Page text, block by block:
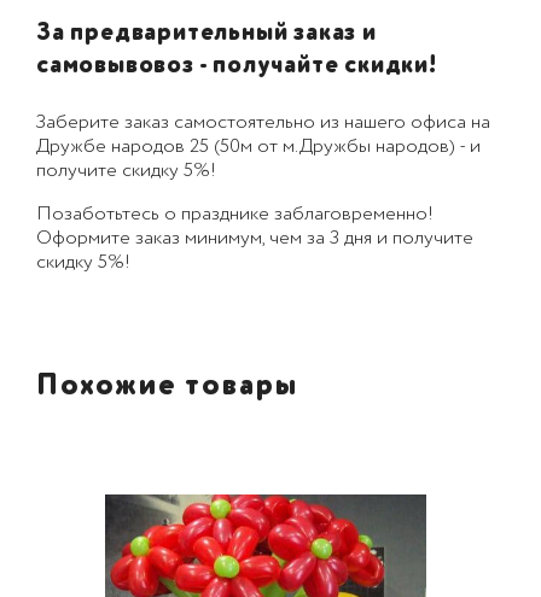
За предварительный заказ и
самовывовоз - получайте скидки!
Заберите заказ самостоятельно из нашего офиса на
Дружбе народов 25 (50м от м.Дружбы народов) - и
получите скидку 5%!
Позаботьтесь о празднике заблаговременно!
Оформите заказ минимум, чем за 3 дня и получите
скидку 5%!
Похожие товары